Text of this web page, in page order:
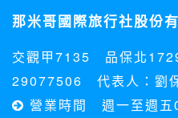
那米哥國際旅行社股份
交觀甲7135 品保北
29077506 代表人：劉
營業時間 週一至週